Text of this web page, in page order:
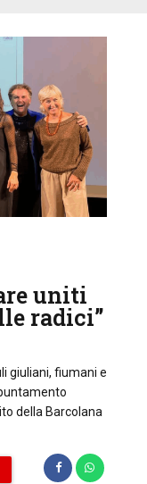
uniti
radici”
giuliani, fiumani e
della Barcolana